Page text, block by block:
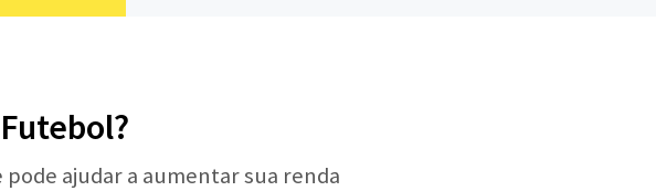
pode ajudar a aumentar sua renda